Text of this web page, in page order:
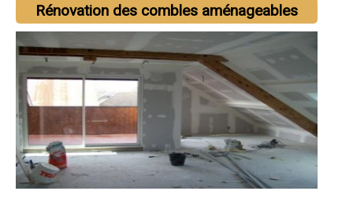
Rénovation des combles aménageables